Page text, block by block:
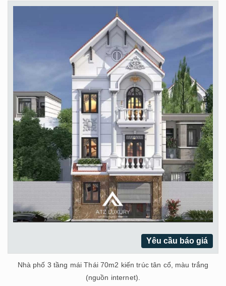
Yêu cầu báo giá
Nhà phố 3 tầng mái Thái 70m2 kiến trúc tân cổ, màu trắng
(nguồn internet).